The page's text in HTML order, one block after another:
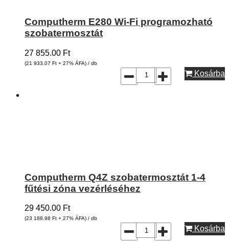
Computherm E280 Wi-Fi programozható
szobatermosztát
27 855.00 Ft
(21 933.07 Ft + 27% ÁFA) / db
Kosárba
Computherm Q4Z szobatermosztát 1-4
fűtési zóna vezérléséhez
29 450.00 Ft
(23 188.98 Ft + 27% ÁFA) / db
Kosárba